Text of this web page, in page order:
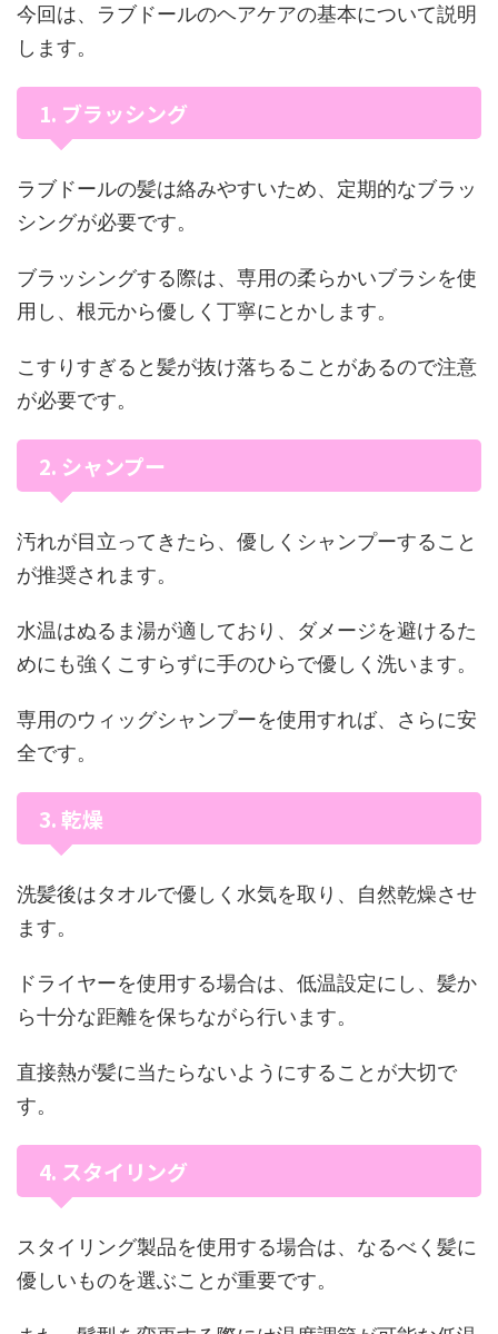
今回は、ラブドールのヘアケアの基本について説明
します。
1. ブラッシング
ラブドールの髪は絡みやすいため、定期的なブラッ
シングが必要です。
ブラッシングする際は、専用の柔らかいブラシを使
用し、根元から優しく丁寧にとかします。
こすりすぎると髪が抜け落ちることがあるので注意
が必要です。
2. シャンプー
汚れが目立ってきたら、優しくシャンプーすること
が推奨されます。
水温はぬるま湯が適しており、ダメージを避けるた
めにも強くこすらずに手のひらで優しく洗います。
専用のウィッグシャンプーを使用すれば、さらに安
全です。
3. 乾燥
洗髪後はタオルで優しく水気を取り、自然乾燥させ
ます。
ドライヤーを使用する場合は、低温設定にし、髪か
ら十分な距離を保ちながら行います。
直接熱が髪に当たらないようにすることが大切で
す。
4. スタイリング
スタイリング製品を使用する場合は、なるべく髪に
優しいものを選ぶことが重要です。